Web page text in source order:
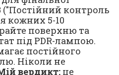
контроль
кожних 5-10
поверхню та
під PDR-лампою.
постійного
Ніколи не
вердикт: це